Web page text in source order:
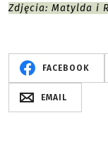
Zdjęcia: Matylda i
FACEBOOK
EMAIL